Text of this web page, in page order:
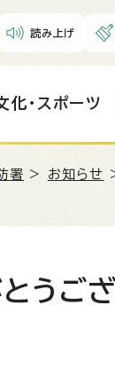
読み上げ
化・スポーツ
署 > お知らせ
うご